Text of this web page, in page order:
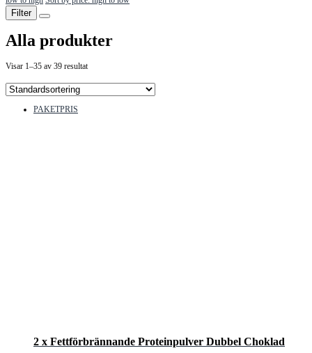
Filter
Alla produkter
Visar 1–35 av 39 resultat
PAKETPRIS
2 x Fettförbrännande Proteinpulver Dubbel Choklad